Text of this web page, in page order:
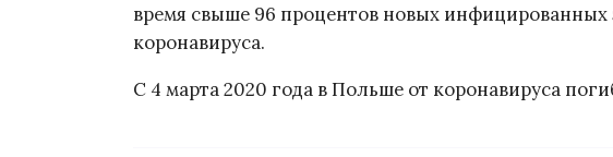
время свыше 96 процентов новых
коронавируса.
С 4 марта 2020 года в Польше от коронавируса